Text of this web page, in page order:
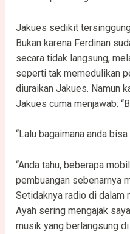
Jakues sedikit
Bukan karena Ferdinan
secara tidak langsung,
seperti tak memedulikan
diuraikan Jakues. Namun
Jakues cuma menjawab:
“Lalu bagaimana anda
“Anda tahu, beberapa
pembuangan sebenarnya
Setidaknya radio di
Ayah sering mengajak
musik yang berlangsung